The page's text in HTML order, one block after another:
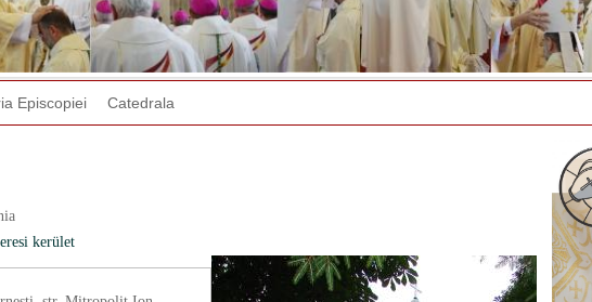
Episcopiei Catedrala
kerület